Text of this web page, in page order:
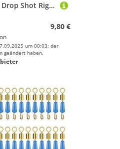
25 Stück in Line Drop Shot Rigs Wirbel Haken Schnellmontage Angeln Salzwasser Angelzubehör Wirbel
9,80 €
um 00:03; der
geändert haben.